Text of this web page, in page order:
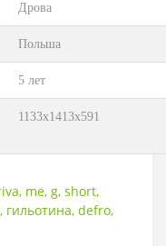
Дрова
Польша
5 лет
1133х1413х591
, me, g, short,
, гильотина, defro,